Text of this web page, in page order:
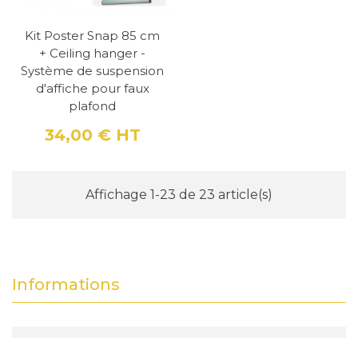
Informations
Kit Poster Snap 85 cm
+ Ceiling hanger -
Système de suspension
d'affiche pour faux
plafond
Prix
34,00 € HT
Affichage 1-23 de 23 article(s)